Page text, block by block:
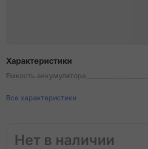
Характеристики
Емкость аккумулятора
Все характеристики
Нет в наличии